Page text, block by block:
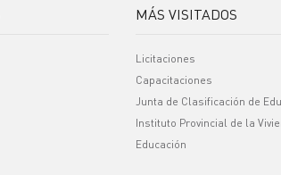
MÁS VISITADOS
Licitaciones
Capacitaciones
Junta de Clasificación de
Instituto Provincial de la
Educación